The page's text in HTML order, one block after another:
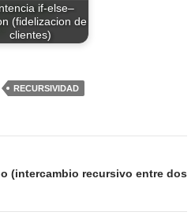
if-else–
(fidelizacion de
clientes)
RECURSIVIDAD
(intercambio recursivo entre dos